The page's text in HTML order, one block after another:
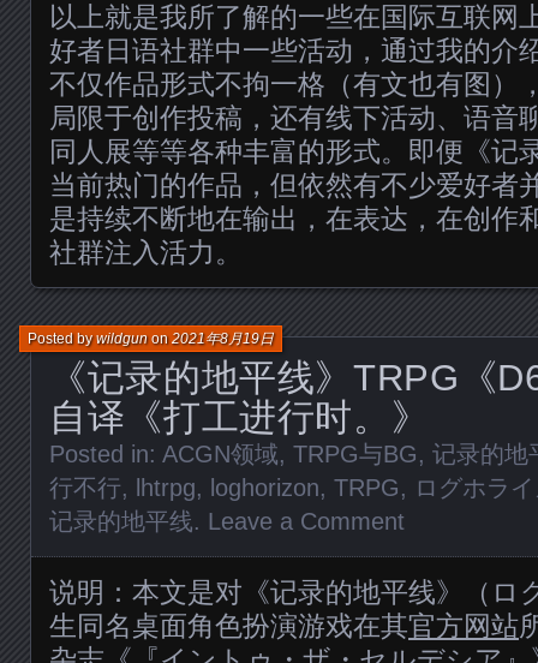
以上就是我所了解的一些在国际互联网
好者日语社群中一些活动，通过我的介
不仅作品形式不拘一格（有文也有图）
局限于创作投稿，还有线下活动、语音
同人展等等各种丰富的形式。即便《记
当前热门的作品，但依然有不少爱好者
是持续不断地在输出，在表达，在创作
社群注入活力。
《记录的地平线》TRPG《
自译《打工进行时。》
Posted bywildgunon2021年8月19日
Posted in: ACGN领域, TRPG与BG, 记录的地
行不行, lhtrpg, loghorizon, TRPG, ログホラ
记录的地平线. Leave a Comment
说明：本文是对《记录的地平线》（ロ
生同名桌面角色扮演游戏在其官方网站